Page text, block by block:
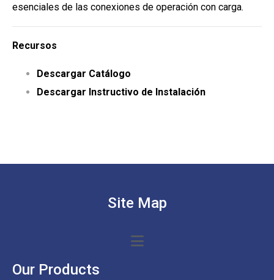
esenciales de las conexiones de operación con carga.
Recursos
Descargar Catálogo
Descargar Instructivo de Instalación
Site Map
Our Products